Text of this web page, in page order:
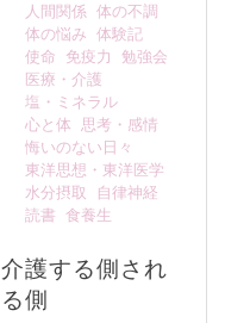
人間関係 体の不調
体の悩み 体験記
使命
免疫力
勉強会
医療・介護
塩・ミネラル
心と体 思考・感情
悔いのない日々
東洋思想・東洋医学
水分摂取
自律神経
読書 食養生
介護する側され
る側